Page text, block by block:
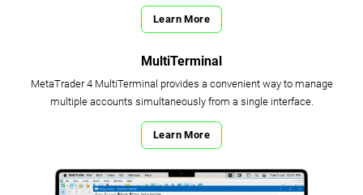
Learn More
MultiTerminal
MetaTrader 4 MultiTerminal provides a convenient way to manage
multiple accounts simultaneously from a single interface.
Learn More